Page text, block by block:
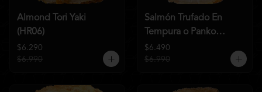
Almond Tori Yaki
(HR06)
$6.290
$6.990
Salmón Trufado En
Tempura o Panko
(HR04)
$6.490
$6.990